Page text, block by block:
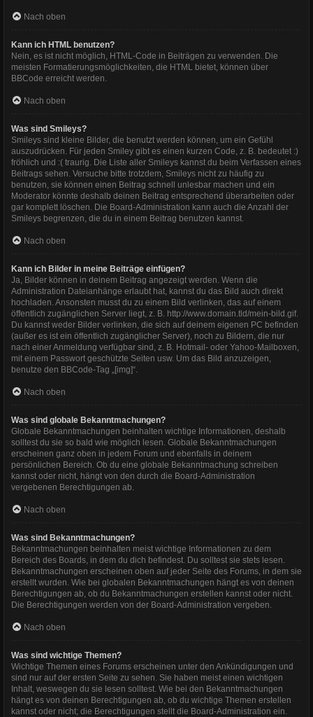
Nach oben
Kann ich HTML benutzen?
Nein, es ist nicht möglich, HTML-Code in Beiträgen zu verwenden. Die
meisten Formatierungsmöglichkeiten, die HTML bietet, können über
BBCode erreicht werden.
Nach oben
Was sind Smileys?
Smileys sind kleine Bilder, die benutzt werden können, um ein Gefühl
auszudrücken. Für jeden Smiley gibt es einen kurzen Code, z. B. bedeutet :)
fröhlich und :( traurig. Die Liste aller Smileys kannst du beim Verfassen eines
Beitrags sehen. Versuche bitte trotzdem, Smileys nicht zu häufig zu
benutzen, sie können einen Beitrag schnell unlesbar machen und ein
Moderator könnte deshalb deinen Beitrag entsprechend überarbeiten oder
gar komplett löschen. Die Board-Administration kann auch die Anzahl der
Smileys begrenzen, die du in einem Beitrag benutzen kannst.
Nach oben
Kann ich Bilder in meine Beiträge einfügen?
Ja, Bilder können in deinem Beitrag angezeigt werden. Wenn die
Administration Dateianhänge erlaubt hat, kannst du das Bild auch direkt
hochladen. Ansonsten musst du zu einem Bild verlinken, das auf einem
öffentlich zugänglichen Server liegt, z. B. http://www.domain.tld/mein-bild.gif.
Du kannst weder Bilder verlinken, die sich auf deinem eigenen PC befinden
(außer es ist ein öffentlich zugänglicher Server), noch zu Bildern, die nur
nach einer Anmeldung verfügbar sind, z. B. Hotmail- oder Yahoo-Mailboxen,
mit einem Passwort geschützte Seiten usw. Um das Bild anzuzeigen,
benutze den BBCode-Tag „[img]“.
Nach oben
Was sind globale Bekanntmachungen?
Globale Bekanntmachungen beinhalten wichtige Informationen, deshalb
solltest du sie so bald wie möglich lesen. Globale Bekanntmachungen
erscheinen ganz oben in jedem Forum und ebenfalls in deinem
persönlichen Bereich. Ob du eine globale Bekanntmachung schreiben
kannst oder nicht, hängt von den durch die Board-Administration
vergebenen Berechtigungen ab.
Nach oben
Was sind Bekanntmachungen?
Bekanntmachungen beinhalten meist wichtige Informationen zu dem
Bereich des Boards, in dem du dich befindest. Du solltest sie stets lesen.
Bekanntmachungen erscheinen oben auf jeder Seite des Forums, in dem sie
erstellt wurden. Wie bei globalen Bekanntmachungen hängt es von deinen
Berechtigungen ab, ob du Bekanntmachungen erstellen kannst oder nicht.
Die Berechtigungen werden von der Board-Administration vergeben.
Nach oben
Was sind wichtige Themen?
Wichtige Themen eines Forums erscheinen unter den Ankündigungen und
sind nur auf der ersten Seite zu sehen. Sie haben meist einen wichtigen
Inhalt, weswegen du sie lesen solltest. Wie bei den Bekanntmachungen
hängt es von deinen Berechtigungen ab, ob du wichtige Themen erstellen
kannst oder nicht; die Berechtigungen stellt die Board-Administration ein.